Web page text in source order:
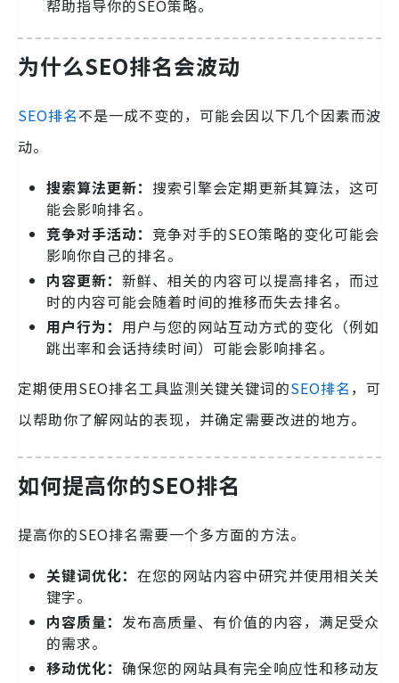
帮助指导你的SEO策略。
为什么SEO排名会波动
SEO排名不是一成不变的，可能会因以下几个因素而波
动。
搜索算法更新： 搜索引擎会定期更新其算法，这可
能会影响排名。
竞争对手活动： 竞争对手的SEO策略的变化可能会
影响你自己的排名。
内容更新： 新鲜、相关的内容可以提高排名，而过
时的内容可能会随着时间的推移而失去排名。
用户行为： 用户与您的网站互动方式的变化（例如
跳出率和会话持续时间）可能会影响排名。
定期使用SEO排名工具监测关键关键词的SEO排名 ，可
以帮助你了解网站的表现，并确定需要改进的地方。
如何提高你的SEO排名
提高你的SEO排名需要一个多方面的方法。
关键词优化： 在您的网站内容中研究并使用相关关
键字。
内容质量： 发布高质量、有价值的内容，满足受众
的需求。
移动优化： 确保您的网站具有完全响应性和移动友